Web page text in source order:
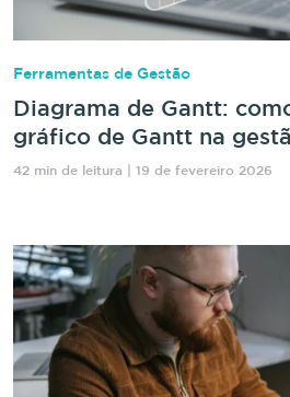
Ferramentas de Gestão
Diagrama de Gantt:
gráfico de Gantt na
42 min de leitura | 19 de fevereiro 2026